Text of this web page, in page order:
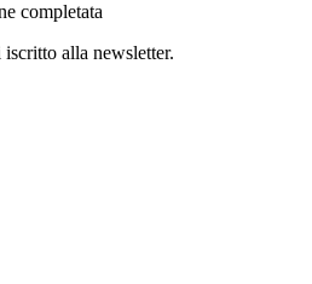
completata
iscritto alla newsletter.